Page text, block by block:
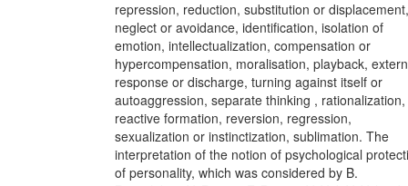
repression, reduction, substitution or displacement,
neglect or avoidance, identification, isolation of
emotion, intellectualization, compensation or
hypercompensation, moralisation, playback,
response or discharge, turning against itself or
autoaggression, separate thinking , rationalization,
reactive formation, reversion, regression,
sexualization or instinctization, sublimation. The
interpretation of the notion of psychological
of personality, which was considered by B.